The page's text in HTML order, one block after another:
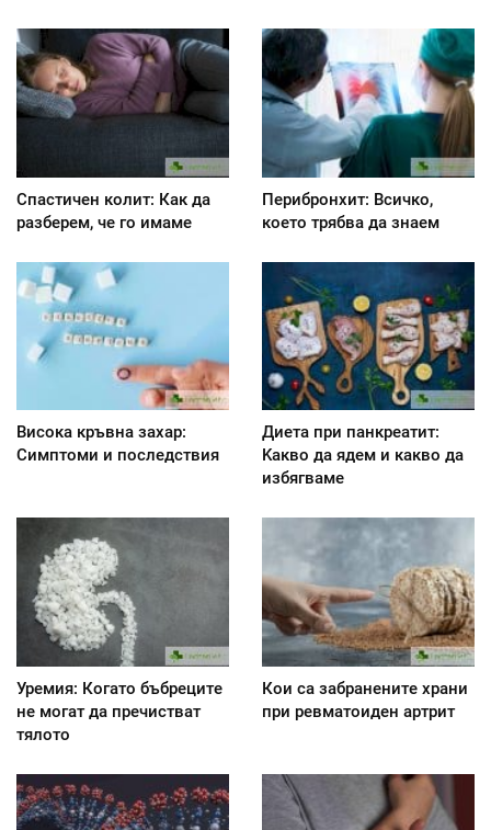
Спастичен колит: Как да
разберем, че го имаме
Перибронхит: Всичко,
което трябва да знаем
Висока кръвна захар:
Симптоми и последствия
Диета при панкреатит:
Kакво да ядем и какво да
избягваме
Уремия: Когато бъбреците
не могат да пречистват
тялото
Кои са забранените храни
при ревматоиден артрит